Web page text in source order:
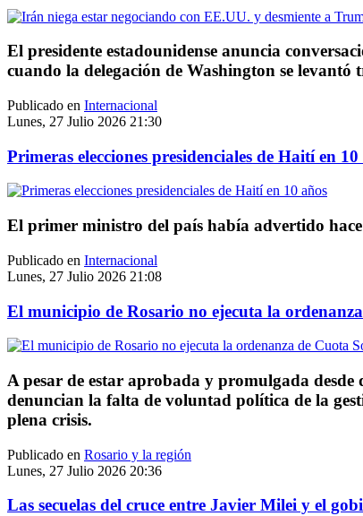
El presidente estadounidense anuncia
cuando la delegación de Washington se levantó
Publicado en Internacional
Lunes, 27 Julio 2026 21:30
Primeras elecciones presidenciales de Haití en 10
El primer ministro del país había advertido
Publicado en Internacional
Lunes, 27 Julio 2026 21:08
El municipio de Rosario no ejecuta la
A pesar de estar aprobada y promulgada
denuncian la falta de voluntad política de la
plena crisis.
Publicado en Rosario y la región
Lunes, 27 Julio 2026 20:36
Las secuelas del cruce entre Javier Milei y el